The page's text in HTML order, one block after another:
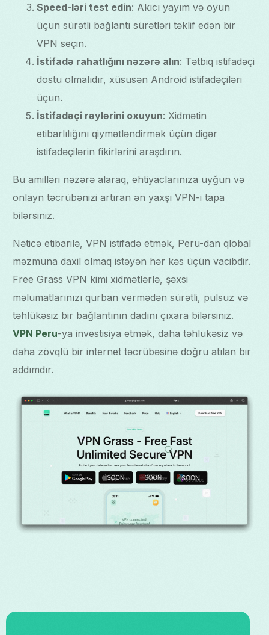
Speed-ləri test edin: Akıcı yayım və oyun
üçün sürətli bağlantı sürətləri təklif edən bir
VPN seçin.
İstifadə rahatlığını nəzərə alın: Tətbiq istifadəçi
dostu olmalıdır, xüsusən Android istifadəçiləri
üçün.
İstifadəçi rəylərini oxuyun: Xidmətin
etibarlılığını qiymətləndirmək üçün digər
istifadəçilərin fikirlərini araşdırın.
Bu amilləri nəzərə alaraq, ehtiyaclarınıza uyğun və
onlayn təcrübənizi artıran ən yaxşı VPN-i tapa
bilərsiniz.
Nəticə etibarilə, VPN istifadə etmək, Peru-dan qlobal
məzmuna daxil olmaq istəyən hər kəs üçün vacibdir.
Free Grass VPN kimi xidmətlərlə, şəxsi
məlumatlarınızı qurban vermədən sürətli, pulsuz və
təhlükəsiz bir bağlantının dadını çıxara bilərsiniz.
VPN Peru-ya investisiya etmək, daha təhlükəsiz və
daha zövqlü bir internet təcrübəsinə doğru atılan bir
addımdır.